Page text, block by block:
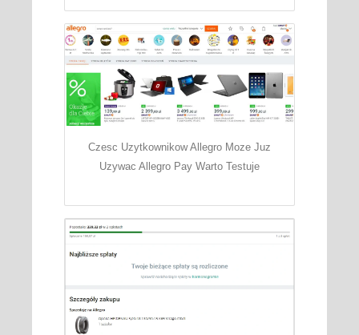
Czesc Uzytkownikow Allegro Moze Juz
Uzywac Allegro Pay Warto Testuje